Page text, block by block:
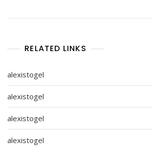
RELATED LINKS
alexistogel
alexistogel
alexistogel
alexistogel